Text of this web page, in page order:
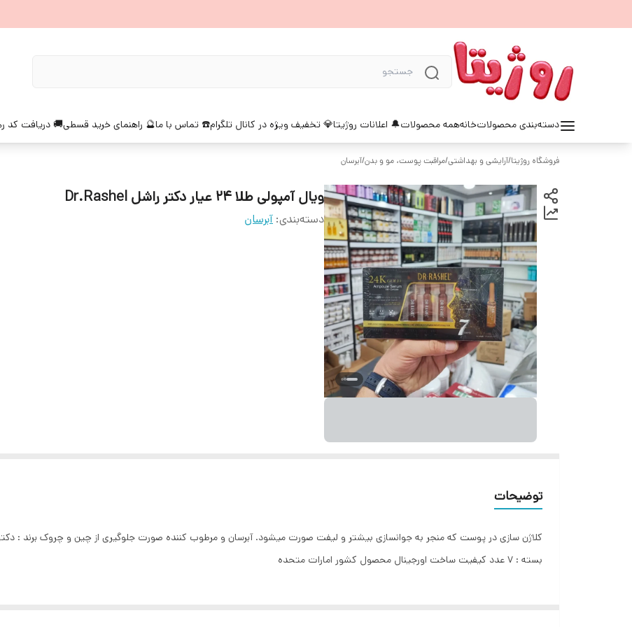
دسته‌بندی محصولاتخانههمه محصولات🔔 اعلانات روژیتا💎 تخفیف ویژه در کانال تلگرام☎️ تماس با ما🔮 راهنمای خرید قسطی🚚 دریافت کد
فروشگاه روژیتا/آرایشی و بهداشتی/مراقبت پوست، مو و بدن/آبرسان
ویال آمپولی طلا 24 عیار دکتر راشل Dr.Rashel
دسته‌بندی: آبرسان
توضیحات
بسته : 7 عدد کیفیت ساخت اورجینال محصول کشور امارات متحده